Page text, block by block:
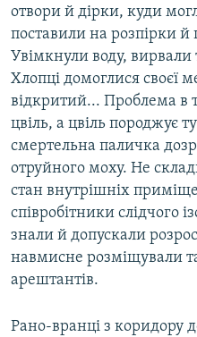
отвори й дірки, куди
поставили на розпірки й
Увімкнули воду, вирвали
Хлопці домоглися своєї
відкритий... Проблема в
цвіль, а цвіль породжує
смертельна паличка
отруйного моху. Не
стан внутрішніх
співробітники слідчого
знали й допускали
навмисне розміщували
арештантів.
Рано-вранці з коридору